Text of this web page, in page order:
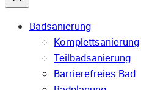
Badsanierung
Komplettsanierung
Teilbadsanierung
Barrierefreies Bad